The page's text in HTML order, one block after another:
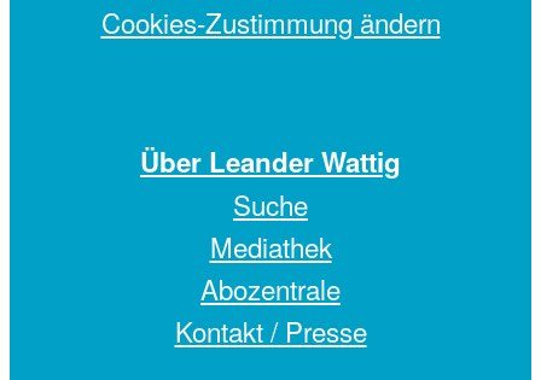
Cookies-Zustimmung ändern
Über Leander Wattig
Suche
Mediathek
Abozentrale
Kontakt / Presse